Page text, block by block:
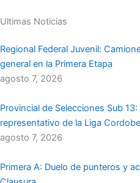
Ultimas Noticias
Regional Federal Juvenil:
general en la Primera Etapa
agosto 7, 2026
Provincial de Selecciones Sub
representativo de la Liga
agosto 7, 2026
Primera A: Duelo de punteros y